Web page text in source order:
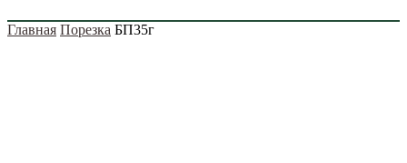
Главная Порезка БП35г